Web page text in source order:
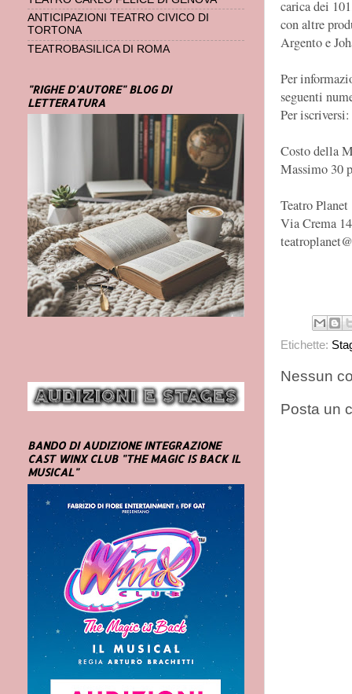
carica dei
con altre
Argento e
Per
seguenti
Per
Costo della
Massimo 30
Teatro Planet
Via Crema
Etichette:
Nessun
Posta un
ANTICIPAZIONI TEATRO CIVICO DI
TORTONA
TEATROBASILICA DI ROMA
"RIGHE D'AUTORE" BLOG DI
LETTERATURA
BANDO DI AUDIZIONE INTEGRAZIONE
CAST WINX CLUB "THE MAGIC IS BACK IL
MUSICAL"